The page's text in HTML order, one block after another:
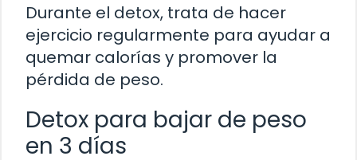
Durante el detox, trata de hacer
ejercicio regularmente para ayudar a
quemar calorías y promover la
pérdida de peso.
Detox para bajar de peso
en 3 días